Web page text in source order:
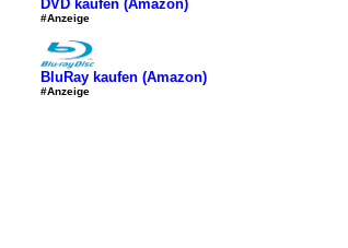
DVD kaufen (Amazon)
#Anzeige
BluRay kaufen (Amazon)
#Anzeige